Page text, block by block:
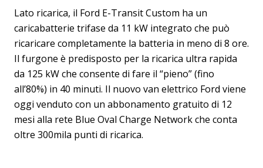
Lato ricarica, il Ford E-Transit Custom ha un
caricabatterie trifase da 11 kW integrato che può
ricaricare completamente la batteria in meno di 8 ore.
Il furgone è predisposto per la ricarica ultra rapida
da 125 kW che consente di fare il “pieno” (fino
all’80%) in 40 minuti. Il nuovo van elettrico Ford viene
oggi venduto con un abbonamento gratuito di 12
mesi alla rete Blue Oval Charge Network che conta
oltre 300mila punti di ricarica.